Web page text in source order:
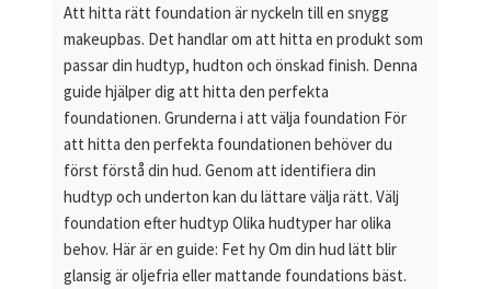
Att hitta rätt foundation är nyckeln till en snygg
makeupbas. Det handlar om att hitta en produkt som
passar din hudtyp, hudton och önskad finish. Denna
guide hjälper dig att hitta den perfekta
foundationen. Grunderna i att välja foundation För
att hitta den perfekta foundationen behöver du
först förstå din hud. Genom att identifiera din
hudtyp och underton kan du lättare välja rätt. Välj
foundation efter hudtyp Olika hudtyper har olika
behov. Här är en guide: Fet hy Om din hud lätt blir
glansig är oljefria eller mattande foundations bäst.